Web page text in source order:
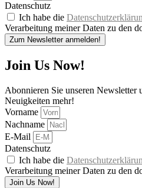
Datenschutz
Ich habe die
Verarbeitung meiner Daten zu den
Zum Newsletter anmelden!
Join Us Now!
Abonnieren Sie unseren Newsletter
Neuigkeiten mehr!
Vorname
Nachname
E-Mail
Datenschutz
Ich habe die
Verarbeitung meiner Daten zu den
Join Us Now!